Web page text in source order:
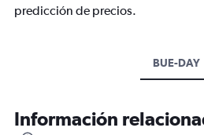
predicción de precios.
BUE-DAY
Información